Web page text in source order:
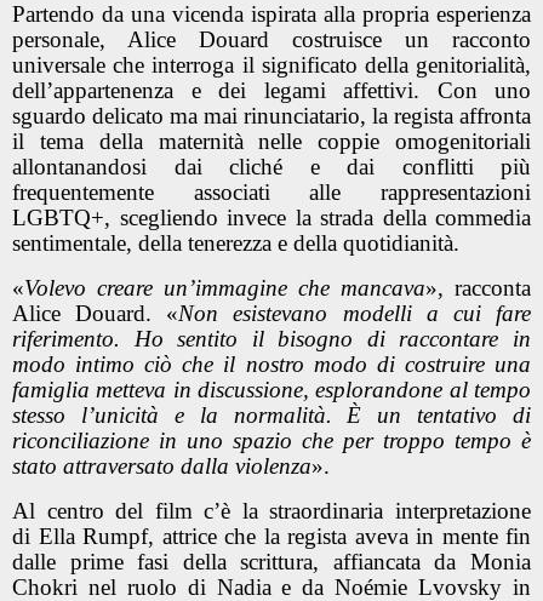
Partendo da una vicenda ispirata alla propria esperienza
personale, Alice Douard costruisce un racconto
universale che interroga il significato della genitorialità,
dell’appartenenza e dei legami affettivi. Con uno
sguardo delicato ma mai rinunciatario, la regista affronta
il tema della maternità nelle coppie omogenitoriali
allontanandosi dai cliché e dai conflitti più
frequentemente associati alle rappresentazioni
LGBTQ+, scegliendo invece la strada della commedia
sentimentale, della tenerezza e della quotidianità.
«Volevo creare un’immagine che mancava», racconta
Alice Douard. «Non esistevano modelli a cui fare
riferimento. Ho sentito il bisogno di raccontare in
modo intimo ciò che il nostro modo di costruire una
famiglia metteva in discussione, esplorandone al tempo
stesso l’unicità e la normalità. È un tentativo di
riconciliazione in uno spazio che per troppo tempo è
stato attraversato dalla violenza».
Al centro del film c’è la straordinaria interpretazione
di Ella Rumpf, attrice che la regista aveva in mente fin
dalle prime fasi della scrittura, affiancata da Monia
Chokri nel ruolo di Nadia e daNoémie Lvovsky in